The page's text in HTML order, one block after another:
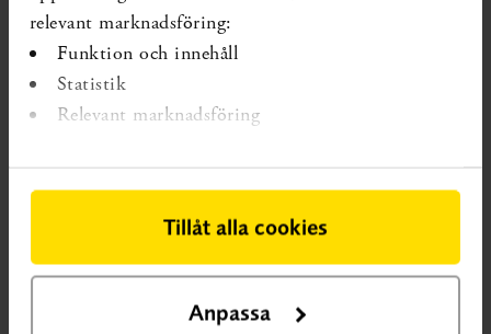
relevant marknadsföring:
Funktion och innehåll
Statistik
Relevant marknadsföring
Tillåt alla cookies
Anpassa
Eftersom deltagarna följs under flera år är det
viktigt att upprepa mätningen av matvanor
under uppföljningstiden
Läs mer i Kapitel 13 i rapporten.
Systematiska översikter som visar på kunskapsluckan:
SBU. Mat vid diabetes. Stockholm: Statens beredning
för medicinsk och social utvärdering (SBU); 2022. SBU
Mer om översikten